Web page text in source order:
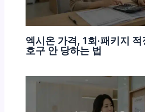
엑시온 가격, 1회·패키지
호구 안 당하는 법